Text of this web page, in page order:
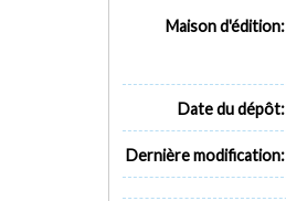
Maison d'édition:
Date du dépôt:
Dernière modification: